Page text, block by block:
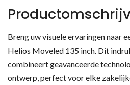
Breng uw visuele ervaringen naar
Helios Moveled 135 inch. Dit
combineert geavanceerde
ontwerp, perfect voor elke